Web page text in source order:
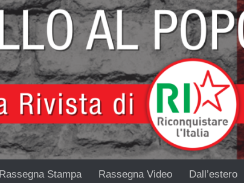
Rassegna Stampa Rassegna Video Dall’estero